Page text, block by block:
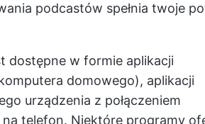
podcastów spełnia twoje
dostępne w formie aplikacji
domowego), aplikacji
urządzenia z połączeniem
telefon. Niektóre programy